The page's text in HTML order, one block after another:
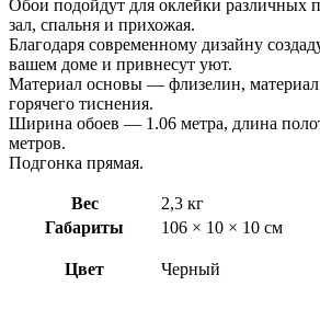
Обои подойдут для оклейки различных
зал, спальня и прихожая.
Благодаря современному дизайну
вашем доме и привнесут уют.
Материал основы — флизелин,
горячего тиснения.
Ширина обоев — 1.06 метра, длина
метров.
Подгонка прямая.
Вес
2,3 кг
Габариты
106 × 10 × 10 см
Цвет Черный